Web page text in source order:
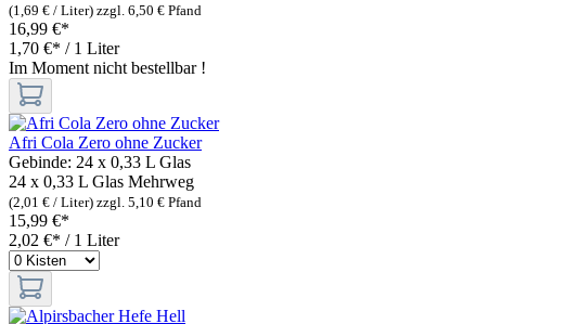
(1,69 € / Liter) zzgl. 6,50 € Pfand
16,99 €*
1,70 €* / 1 Liter
Im Moment nicht bestellbar !
Afri Cola Zero ohne Zucker
Gebinde: 24 x 0,33 L Glas
24 x 0,33 L Glas Mehrweg
(2,01 € / Liter) zzgl. 5,10 € Pfand
15,99 €*
2,02 €* / 1 Liter